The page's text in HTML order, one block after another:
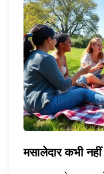
मसालेदार कभी